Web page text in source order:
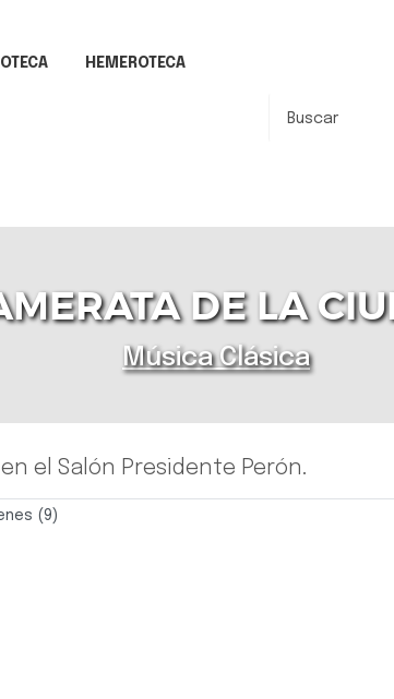
HEMEROTECA
DE LA
Música Clásica
el Salón Presidente Perón.
(9)